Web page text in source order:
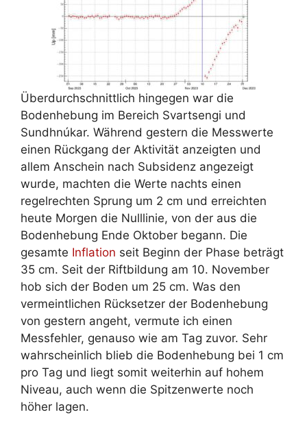
Überdurchschnittlich hingegen war die
Bodenhebung im Bereich Svartsengi und
Sundhnúkar. Während gestern die Messwerte
einen Rückgang der Aktivität anzeigten und
allem Anschein nach Subsidenz angezeigt
wurde, machten die Werte nachts einen
regelrechten Sprung um 2 cm und erreichten
heute Morgen die Nulllinie, von der aus die
Bodenhebung Ende Oktober begann. Die
gesamte Inflation seit Beginn der Phase beträgt
35 cm. Seit der Riftbildung am 10. November
hob sich der Boden um 25 cm. Was den
vermeintlichen Rücksetzer der Bodenhebung
von gestern angeht, vermute ich einen
Messfehler, genauso wie am Tag zuvor. Sehr
wahrscheinlich blieb die Bodenhebung bei 1 cm
pro Tag und liegt somit weiterhin auf hohem
Niveau, auch wenn die Spitzenwerte noch
höher lagen.